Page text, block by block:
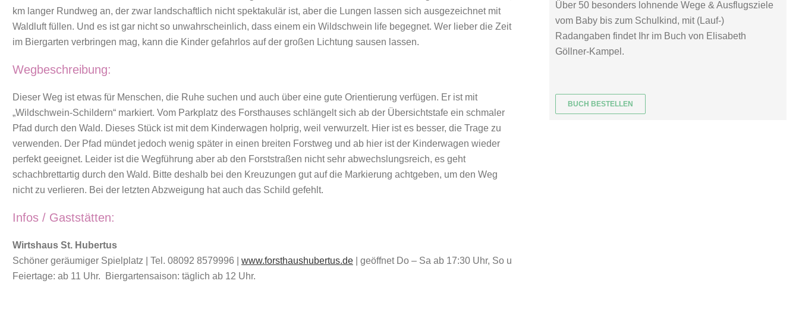
km langer Rundweg an, der zwar landschaftlich nicht spektakulär ist, aber die Lungen lassen sich ausgezeichnet mit
Waldluft füllen. Und es ist gar nicht so unwahrscheinlich, dass einem ein Wildschwein life begegnet. Wer lieber die Zeit
im Biergarten verbringen mag, kann die Kinder gefahrlos auf der großen Lichtung sausen lassen.
Wegbeschreibung:
Dieser Weg ist etwas für Menschen, die Ruhe suchen und auch über eine gute Orientierung verfügen. Er ist mit
„Wildschwein-Schildern“ markiert. Vom Parkplatz des Forsthauses schlängelt sich ab der Übersichtstafe ein schmaler
Pfad durch den Wald. Dieses Stück ist mit dem Kinderwagen holprig, weil verwurzelt. Hier ist es besser, die Trage zu
verwenden. Der Pfad mündet jedoch wenig später in einen breiten Forstweg und ab hier ist der Kinderwagen wieder
perfekt geeignet. Leider ist die Wegführung aber ab den Forststraßen nicht sehr abwechslungsreich, es geht
schachbrettartig durch den Wald. Bitte deshalb bei den Kreuzungen gut auf die Markierung achtgeben, um den Weg
nicht zu verlieren. Bei der letzten Abzweigung hat auch das Schild gefehlt.
Infos / Gaststätten:
Wirtshaus St. Hubertus
Schöner geräumiger Spielplatz | Tel. 08092 8579996 | www.forsthaushubertus.de | geöffnet Do – Sa ab 17:30 Uhr, So u
Feiertage: ab 11 Uhr. Biergartensaison: täglich ab 12 Uhr.
Über 50 besonders lohnende Wege & Ausflugsziele
vom Baby bis zum Schulkind, mit (Lauf-)
Radangaben findet Ihr im Buch von Elisabeth
Göllner-Kampel.
BUCH BESTELLEN